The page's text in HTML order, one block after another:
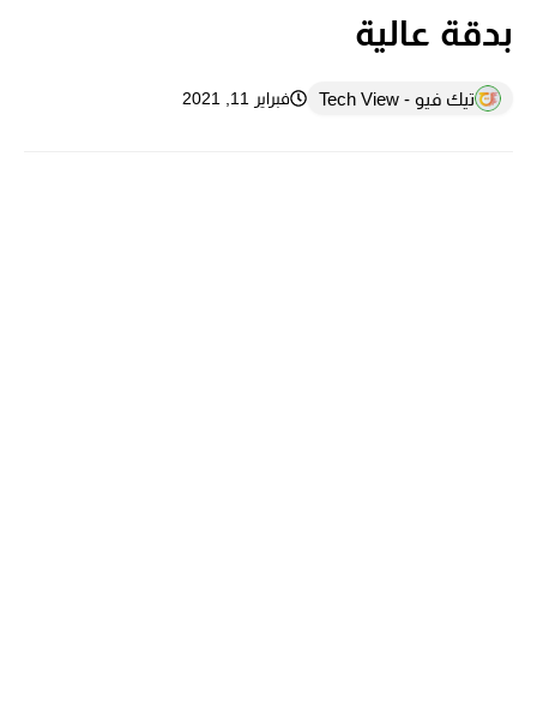
بدقة عالية
تيك فيو - Tech View فبراير 11, 2021